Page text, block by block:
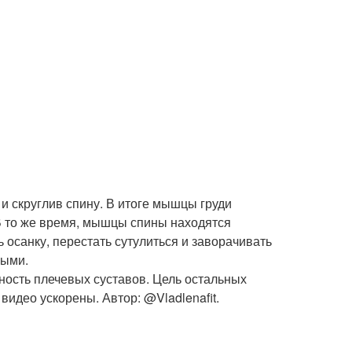
спину. В итоге мышцы груди
то же время, мышцы спины находятся
перестать сутулиться и заворачивать
плечевых суставов. Цель остальных
ускорены. Автор: @Vladlenafit.